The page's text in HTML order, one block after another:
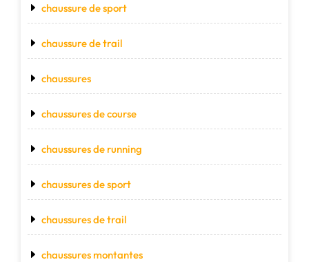
chaussure de sport
chaussure de trail
chaussures
chaussures de course
chaussures de running
chaussures de sport
chaussures de trail
chaussures montantes